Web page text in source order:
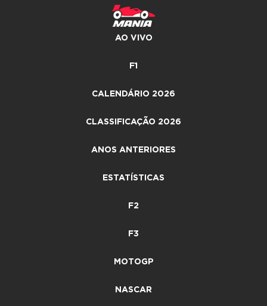
AO VIVO
F1
CALENDÁRIO 2026
CLASSIFICAÇÃO 2026
ANOS ANTERIORES
ESTATÍSTICAS
F2
F3
MOTOGP
NASCAR